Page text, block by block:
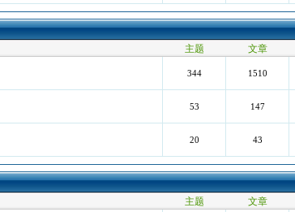
主题 文章
344 1510
53 147
20 43
主题 文章